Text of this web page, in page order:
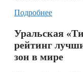
Подробнее
Уральская
рейтинг
зон в мире